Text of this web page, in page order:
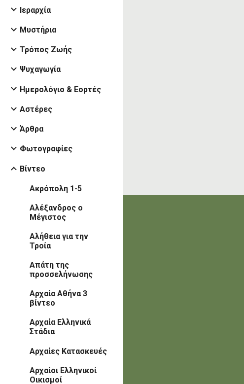
Ιεραρχία
Μυστήρια
Τρόπος Ζωής
Ψυχαγωγία
Ημερολόγιο & Εορτές
Αστέρες
Άρθρα
Φωτογραφίες
Βίντεο
Ακρόπολη 1-5
Αλέξανδρος ο
Μέγιστος
Αλήθεια για την
Τροία
Απάτη της
προσσελήνωσης
Αρχαία Αθήνα 3
βίντεο
Αρχαία Ελληνικά
Στάδια
Αρχαίες Κατασκευές
Αρχαίοι Ελληνικοί
Οικισμοί